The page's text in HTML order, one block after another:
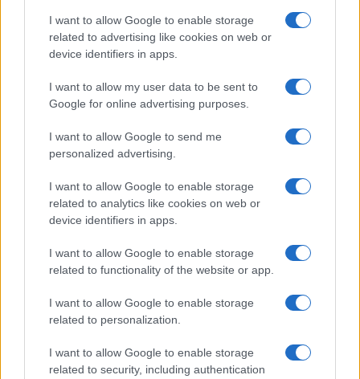
I want to allow Google to enable storage
related to advertising like cookies on web or
device identifiers in apps.
I want to allow my user data to be sent to
Google for online advertising purposes.
I want to allow Google to send me
personalized advertising.
I want to allow Google to enable storage
related to analytics like cookies on web or
device identifiers in apps.
I want to allow Google to enable storage
related to functionality of the website or app.
I want to allow Google to enable storage
related to personalization.
I want to allow Google to enable storage
related to security, including authentication
Condividi l'articolo
F
a
ce
b
o
k
T
w
te
Pi
n
re
W
h
s
A
p
p
h
a
re
Prossimo articolo
NOTIZIE RECENTI
Le previsioni meteo per il weekend a Olbia e in
Gallura
Michelle Hunziker in Gallura, bella anche dal
vivo: un amico vip svela come fa